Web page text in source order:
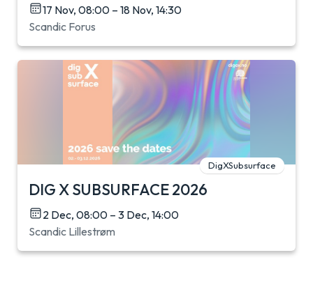
17 Nov, 08:00 – 18 Nov, 14:30
Scandic Forus
DigXSubsurface
DIG X SUBSURFACE 2026
2 Dec, 08:00 – 3 Dec, 14:00
Scandic Lillestrøm